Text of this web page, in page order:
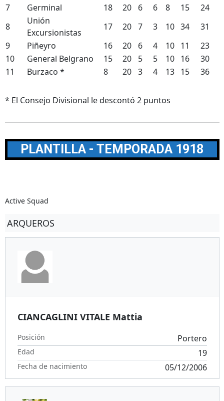
7 Germinal 18 20 6 6 8 15
24
8
Unión
Excursionistas
17 20 7 3 10 34
31
9
Piñeyro 16 20 6 4 10 11
23
10
General Belgrano 15 20 5 5 10 16
30
11
Burzaco * 8 20 3 4 13 15 36
* El Consejo Divisional le descontó 2 puntos
PLANTILLA - TEMPORADA 1918
Active Squad
ARQUEROS
CIANCAGLINI VITALE Mattia
Posición Portero
Edad 19
Fecha de nacimiento 05/12/2006